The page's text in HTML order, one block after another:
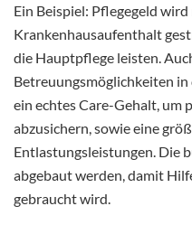
Ein Beispiel: Pflegegeld wird
Krankenhausaufenthalt
die Hauptpflege leisten.
Betreuungsmöglichkeiten
ein echtes Care-Gehalt, um
abzusichern, sowie eine
Entlastungsleistungen. Die
abgebaut werden, damit
gebraucht wird.